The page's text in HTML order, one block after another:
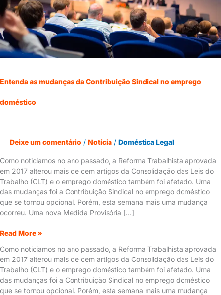
Entenda as mudanças da Contribuição Sindical no emprego
doméstico
Deixe um comentário / Notícia / Doméstica Legal
Como noticiamos no ano passado, a Reforma Trabalhista aprovada
em 2017 alterou mais de cem artigos da Consolidação das Leis do
Trabalho (CLT) e o emprego doméstico também foi afetado. Uma
das mudanças foi a Contribuição Sindical no emprego doméstico
que se tornou opcional. Porém, esta semana mais uma mudança
ocorreu. Uma nova Medida Provisória […]
emprego
doméstico
Read More »
Como noticiamos no ano passado, a Reforma Trabalhista aprovada
em 2017 alterou mais de cem artigos da Consolidação das Leis do
Trabalho (CLT) e o emprego doméstico também foi afetado. Uma
das mudanças foi a Contribuição Sindical no emprego doméstico
que se tornou opcional. Porém, esta semana mais uma mudança